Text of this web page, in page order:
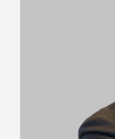
confrontato
ultimi cinque
mostrano un
trimestrale
secondo